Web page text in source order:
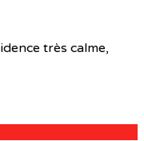
très calme,